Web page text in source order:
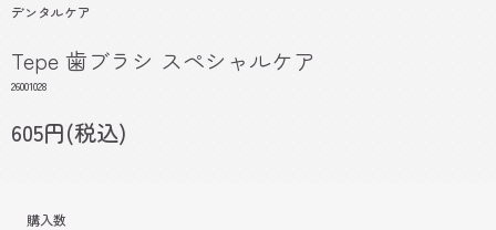
デンタルケア
Tepe 歯ブラシ スペシャルケア
26001028
605円(税込)
購入数